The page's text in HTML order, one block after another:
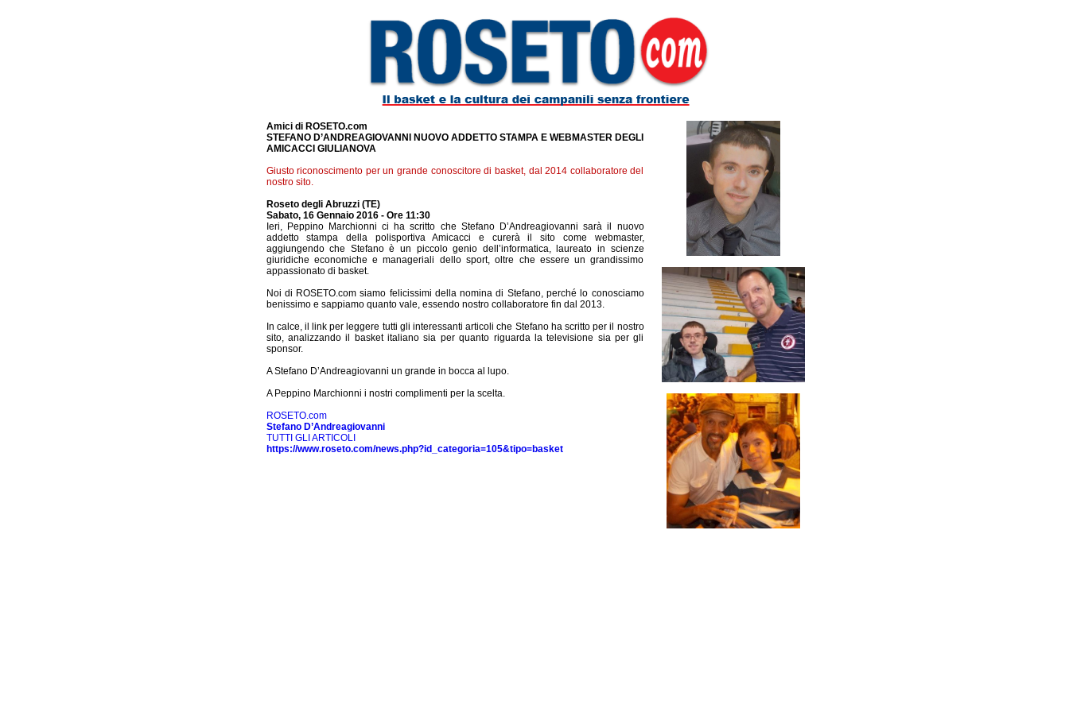
Amici di ROSETO.com
STEFANO D’ANDREAGIOVANNI NUOVO ADDETTO STAMPA E WEBMASTER DEGLI
AMICACCI GIULIANOVA
Giusto riconoscimento per un grande conoscitore di basket, dal 2014 collaboratore del
nostro sito.
Roseto degli Abruzzi (TE)
Sabato, 16 Gennaio 2016 - Ore 11:30
Ieri, Peppino Marchionni ci ha scritto che Stefano D’Andreagiovanni sarà il nuovo
addetto stampa della polisportiva Amicacci e curerà il sito come webmaster,
aggiungendo che Stefano è un piccolo genio dell’informatica, laureato in scienze
giuridiche economiche e manageriali dello sport, oltre che essere un grandissimo
appassionato di basket.
Noi di ROSETO.com siamo felicissimi della nomina di Stefano, perché lo conosciamo
benissimo e sappiamo quanto vale, essendo nostro collaboratore fin dal 2013.
In calce, il link per leggere tutti gli interessanti articoli che Stefano ha scritto per il nostro
sito, analizzando il basket italiano sia per quanto riguarda la televisione sia per gli
sponsor.
A Stefano D’Andreagiovanni un grande in bocca al lupo.
A Peppino Marchionni i nostri complimenti per la scelta.
ROSETO.com
Stefano D’Andreagiovanni
TUTTI GLI ARTICOLI
https://www.roseto.com/news.php?id_categoria=105&tipo=basket